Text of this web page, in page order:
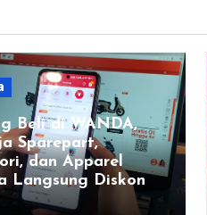
Beli di WANDA,
Sparepart,
dan Apparel
Langsung Diskon